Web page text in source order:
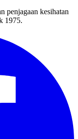
penjagaan kesihatan
1975.